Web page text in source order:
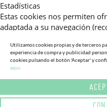
Estadísticas
Estas cookies nos permiten
adaptada a su navegación
consultadas, etc).Al activar
más su experiencia.
Publicitarias
Estas cookies permiten a
mensajes específicos y
Utilizamos cookies propias y de terceros
experiencia de compra y publicidad
cookies pulsando el botón 'Aceptar' y
aqui.